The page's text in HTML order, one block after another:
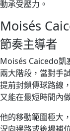
動承受壓力。
Moisés
節奏主導者
Moisés Caicedo凱
兩大階段，當對手
提前封鎖傳球路線
又能在最短時間內
他的移動範圍極大